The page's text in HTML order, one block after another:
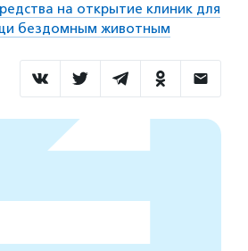
на открытие клиник для
бездомным животным